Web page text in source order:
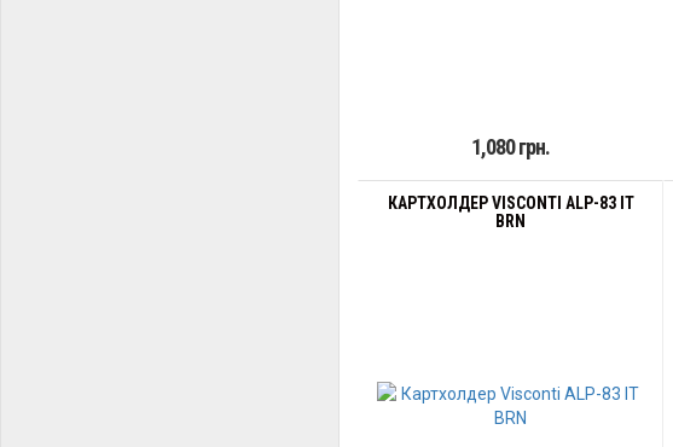
1,080 грн.
КАРТХОЛДЕР VISCONTI ALP-83 IT
BRN